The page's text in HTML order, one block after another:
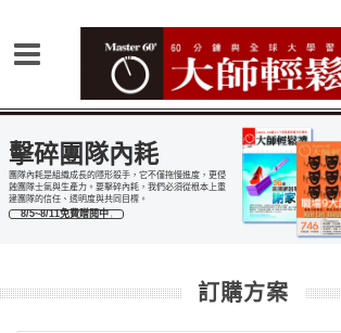
擊碎團隊內耗
團隊內耗是組織成長的隱形殺手，它不僅拖慢進度，更侵
蝕團隊士氣與生產力。要擊碎內耗，我們必須從根本上重
建團隊的信任、透明度與共同目標。
8/5~8/11免費贈閱中
訂購方案